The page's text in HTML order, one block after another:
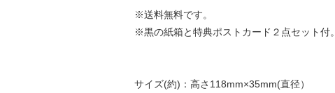
※送料無料です。
※黒の紙箱と特典ポストカード２点セット付。
サイズ(約)：高さ118mm×35mm(直径）